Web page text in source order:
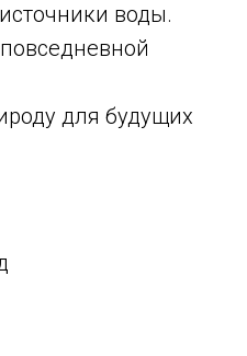
воды.
для будущих